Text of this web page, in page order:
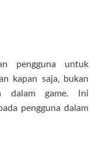
pengguna untuk
kapan saja, bukan
dalam game. Ini
pengguna dalam